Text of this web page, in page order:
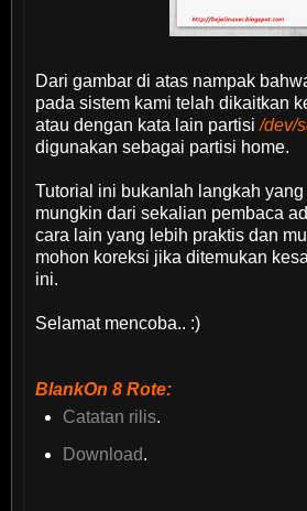
Dari gambar di atas nampak
pada sistem kami telah dikaitkan
atau dengan kata lain partisi/dev/
digunakan sebagai partisi home.
Tutorial ini bukanlah langkah
mungkin dari sekalian pembaca
cara lain yang lebih praktis dan
mohon koreksi jika ditemukan
ini.
Selamat mencoba.. :)
BlankOn 8 Rote:
Catatan rilis.
Download.